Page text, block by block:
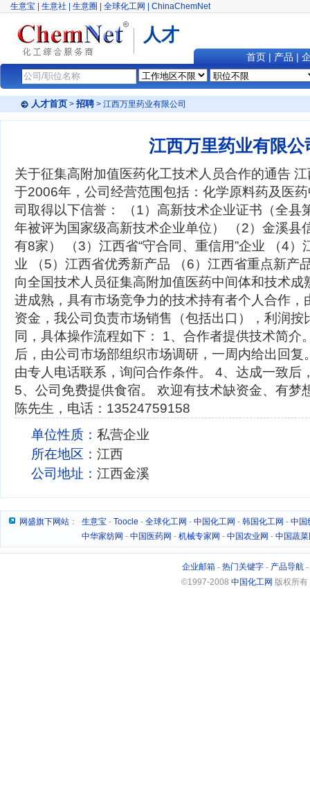
生意宝 生意社 生意圈 全球化工网 ChinaChemNet
人才
首页| 产品 |
人才首页 > 招聘 > 江西万里药业有限公司
江西万里药业有限公
关于征集高附加值医药化工技术人员合作的通告
于2006年，公司经营范围包括：化学原料药及医
司取得以下信誉： （1）高新技术企业证书（全县
年被评为国家级高新技术企业单位） （2）金溪县
有8家） （3）江西省“守合同、重信用”企业 （4
业 （5）江西省优秀新产品 （6）江西省重点新产
向全国技术人员征集高附加值医药中间体和技术成
进成熟，具有市场竞争力的技术持有者个人合作，
资金，我公司负责市场销售（包括出口），利润按
同，具体操作流程如下： 1、合作者提供技术简介
后，由公司市场部组织市场调研，一周内给出回
由专人电话联系，询问合作条件。 4、达成一致后
5、公司免费提供食宿。 欢迎有技术缺资金、有梦
陈先生，电话：13524759158
单位性质： 私营企业
所在地区： 江西
公司地址： 江西金溪
网盛旗下网站 ： 生意宝 - Toocle - 全球化工网 - 中国化工网 - 韩国化工网 - 中国
中华家纺网 - 中国医药网 - 机械专家网 - 中国农业网 - 中国蔬
企业邮箱 - 热门关键字 - 产品导航 -
©1997-2008 中国化工网 版权所有